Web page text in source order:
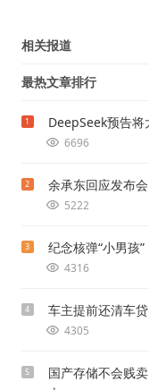
相关报道
最热文章排行
1 DeepSeek预告
6696
2 余承东回应发布
5222
3 纪念核弹“小男孩
4316
4 车主提前还清车
4305
5
国产存储不会贱